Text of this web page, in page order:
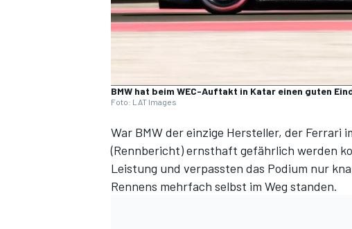
BMW hat beim WEC-Auftakt in Katar einen guten
Foto: LAT Images
War BMW der einzige Hersteller, der Ferrari
(Rennbericht) ernsthaft gefährlich werden
Leistung und verpassten das Podium nur
Rennens mehrfach selbst im Weg standen.